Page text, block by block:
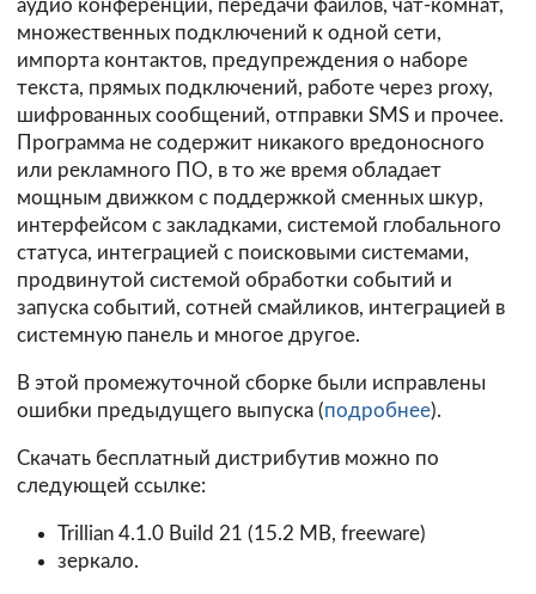
аудио конференций, передачи файлов, чат-комнат,
множественных подключений к одной сети,
импорта контактов, предупреждения о наборе
текста, прямых подключений, работе через proxy,
шифрованных сообщений, отправки SMS и прочее.
Программа не содержит никакого вредоносного
или рекламного ПО, в то же время обладает
мощным движком с поддержкой сменных шкур,
интерфейсом с закладками, системой глобального
статуса, интеграцией с поисковыми системами,
продвинутой системой обработки событий и
запуска событий, сотней смайликов, интеграцией в
системную панель и многое другое.
В этой промежуточной сборке были исправлены
ошибки предыдущего выпуска (подробнее).
Скачать бесплатный дистрибутив можно по
следующей ссылке:
Trillian 4.1.0 Build 21 (15.2 MB, freeware)
зеркало.